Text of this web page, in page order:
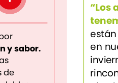
ysabor.
de
“Los
están
en